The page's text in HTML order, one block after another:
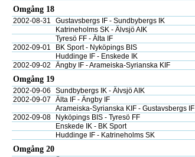
Omgång 18
2002-08-31 Gustavsbergs IF - Sundbybergs IK
Katrineholms SK - Älvsjö AIK
Tyresö FF - Älta IF
2002-09-01
BK Sport - Nyköpings BIS
Huddinge IF - Enskede IK
2002-09-02
Ängby IF - Arameiska-Syrianska KIF
Omgång 19
2002-09-06 Sundbybergs IK - Älvsjö AIK
2002-09-07
Älta IF - Ängby IF
Arameiska-Syrianska KIF - Gustavsbergs IF
2002-09-08
Nyköpings BIS - Tyresö FF
Enskede IK - BK Sport
Huddinge IF - Katrineholms SK
Omgång 20